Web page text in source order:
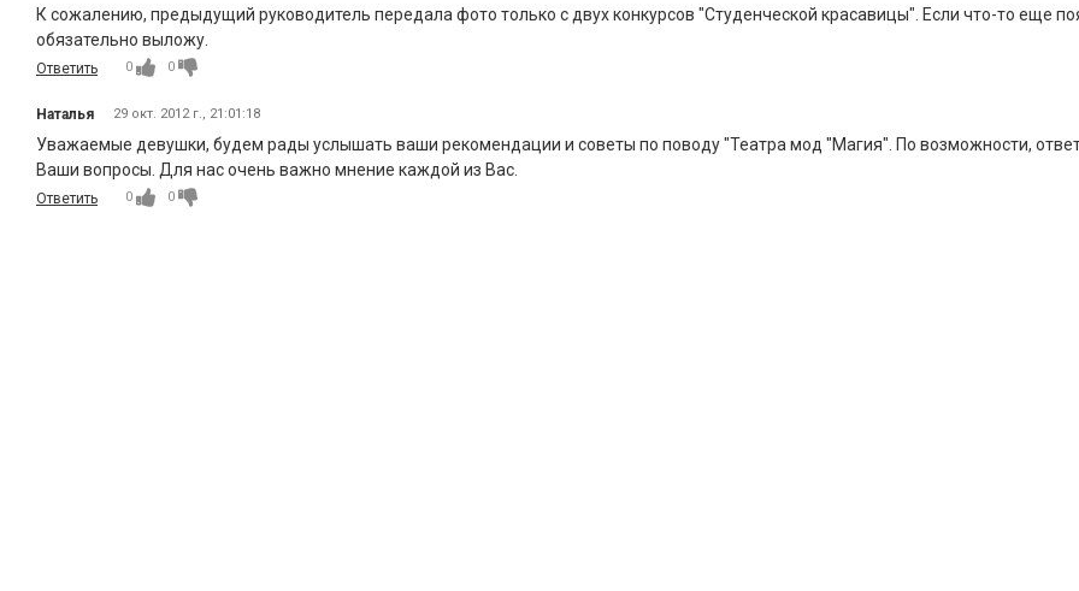
К сожалению, предыдущий руководитель передала фото только с двух конкурсов "Студенческой красавицы". Если что-то еще
обязательно выложу.
Ответить 0 0
Наталья 29 окт. 2012 г., 21:01:18
Уважаемые девушки, будем рады услышать ваши рекомендации и советы по поводу "Театра мод "Магия". По возможности,
Ваши вопросы. Для нас очень важно мнение каждой из Вас.
Ответить 0 0